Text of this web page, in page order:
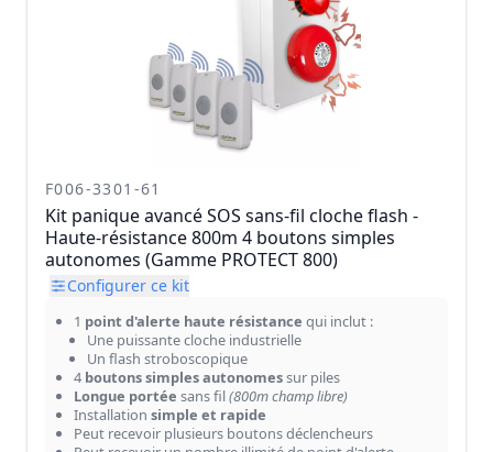
F006-3301-61
Kit panique avancé SOS sans-fil cloche flash -
Haute-résistance 800m 4 boutons simples
autonomes (Gamme PROTECT 800)
Configurer ce kit
1 point d'alerte haute résistance qui inclut :
Une puissante cloche industrielle
Un flash stroboscopique
4 boutons simples autonomessur piles
Longue portée sans fil(800m champ libre)
Installation simple et rapide
Peut recevoir plusieurs boutons déclencheurs